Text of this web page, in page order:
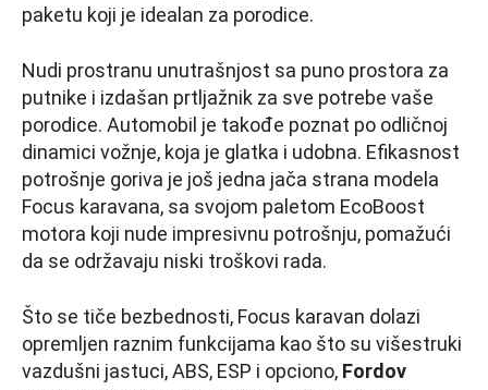
paketu koji je idealan za porodice.
Nudi prostranu unutrašnjost sa puno prostora za
putnike i izdašan prtljažnik za sve potrebe vaše
porodice. Automobil je takođe poznat po odličnoj
dinamici vožnje, koja je glatka i udobna. Efikasnost
potrošnje goriva je još jedna jača strana modela
Focus karavana, sa svojom paletom EcoBoost
motora koji nude impresivnu potrošnju, pomažući
da se održavaju niski troškovi rada.
Što se tiče bezbednosti, Focus karavan dolazi
opremljen raznim funkcijama kao što su višestruki
vazdušni jastuci, ABS, ESP i opciono, Fordov